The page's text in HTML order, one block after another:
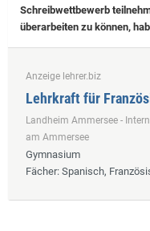
Schreibwettbewerb
überarbeiten zu können,
Anzeige lehrer.biz
Lehrkraft für
Landheim Ammersee -
am Ammersee
Gymnasium
Fächer: Spanisch,